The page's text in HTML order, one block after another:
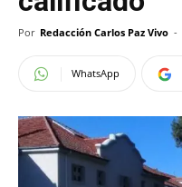
Por Redacción Carlos Paz Vivo -
WhatsApp